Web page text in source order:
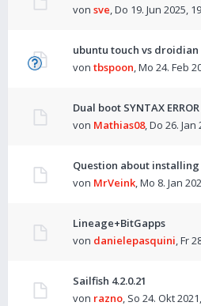
von sve,Do 19. Jun 2025,
ubuntu touch vs droidian
von tbspoon,Mo 24. Feb
Dual boot SYNTAX ERROR
von Mathias08,Do 26. Jan
Question about
von MrVeink,Mo 8. Jan
Lineage+BitGapps
von danielepasquini,Fr
Sailfish 4.2.0.21
von razno, So 24. Okt